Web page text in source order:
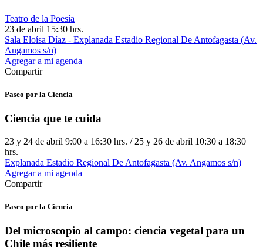
Teatro de la Poesía
23 de abril 15:30 hrs.
Sala Eloísa Díaz - Explanada Estadio Regional De Antofagasta (Av.
Angamos s/n)
Agregar a mi agenda
Compartir
Paseo por la Ciencia
Ciencia que te cuida
23 y 24 de abril 9:00 a 16:30 hrs. / 25 y 26 de abril 10:30 a 18:30
hrs.
Explanada Estadio Regional De Antofagasta (Av. Angamos s/n)
Agregar a mi agenda
Compartir
Paseo por la Ciencia
Del microscopio al campo: ciencia vegetal para un
Chile más resiliente